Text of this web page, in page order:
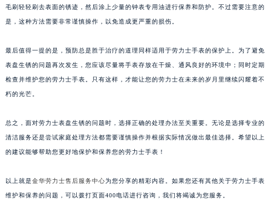
毛刷轻轻刷去表面的锈迹，然后涂上少量的钟表专用油进行保养和防护。不过需要注意的
是，这种方法需要非常谨慎操作，以免造成更严重的损伤。
最后值得一提的是，预防总是胜于治疗的道理同样适用于劳力士手表的保护上。为了避免
表盘生锈的问题再次发生，您应该尽量将手表存放在干燥、通风良好的环境中；同时定期
检查并维护您的劳力士手表。只有这样，才能让您的劳力士在未来的岁月里继续闪耀着不
朽的光芒。
总之，面对劳力士表盘生锈的问题时，选择正确的处理办法至关重要。无论是选择专业的
清洁服务还是尝试家庭处理方法都需要谨慎操作并根据实际情况做出最佳选择。希望以上
的建议能够帮助您更好地保护和保养您的劳力士手表！
以上就是金华劳力士售后服务中心为您分享的精彩内容。如果您还有其他关于劳力士手表
维护和保养的问题，可以拨打页面400电话进行咨询，我们将竭诚为您服务。